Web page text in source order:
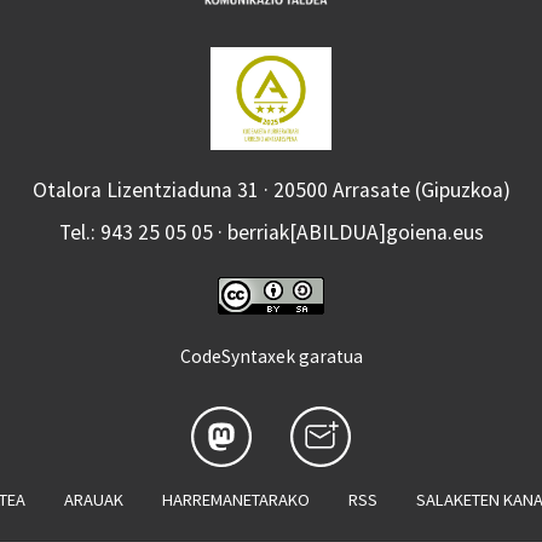
Otalora Lizentziaduna 31 · 20500 Arrasate (Gipuzkoa)
Tel.: 943 25 05 05 · berriak[ABILDUA]goiena.eus
CodeSyntaxek garatua
ARAUAK HARREMANETARAKO RSS SALAKETEN